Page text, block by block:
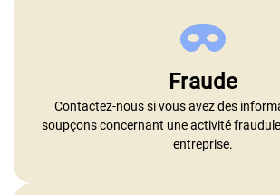
Fraude
Contactez-nous si vous avez des
soupçons concernant une activité
entreprise.